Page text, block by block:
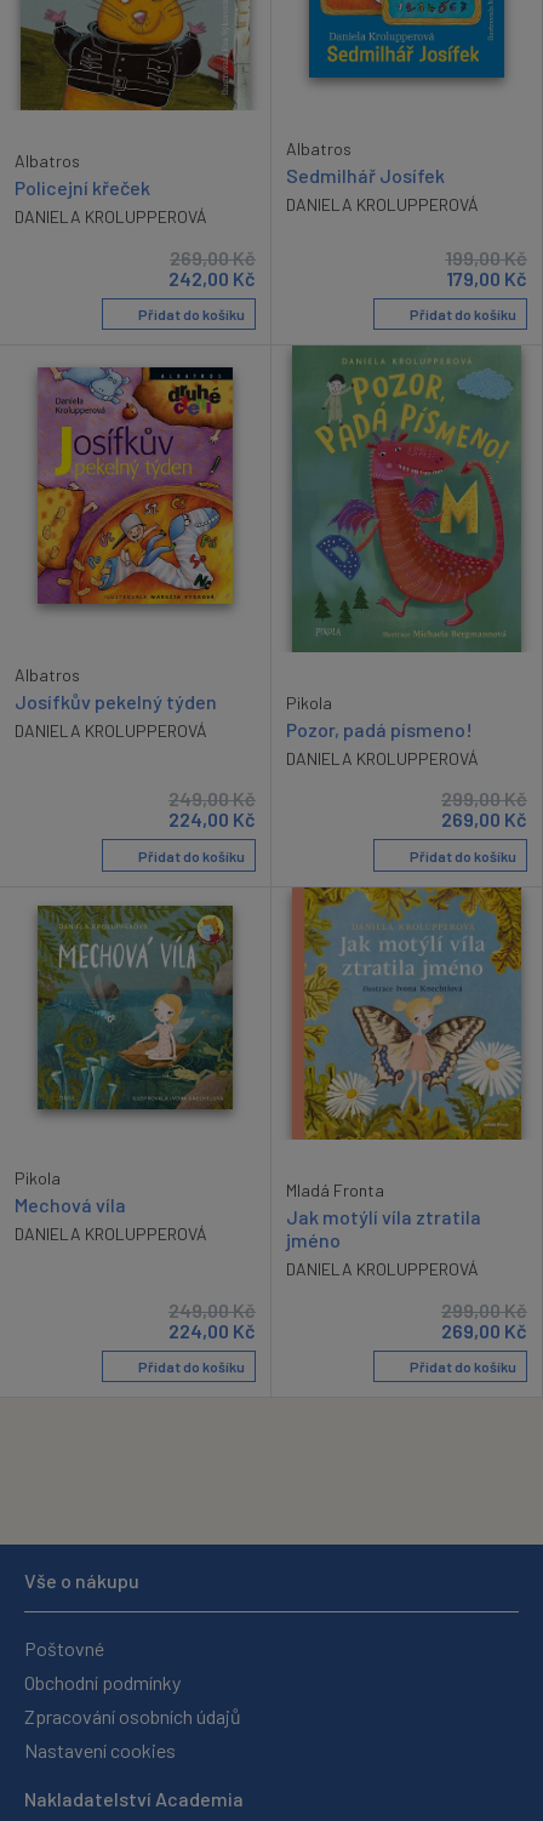
Albatros
Policejní křeček
DANIELA KROLUPPEROVÁ
269,00Kč
242,00 Kč
Přidat do košíku
Albatros
Sedmilhář Josífek
DANIELA KROLUPPEROVÁ
199,00Kč
179,00 Kč
Přidat do košíku
Albatros
Josífkův pekelný týden
DANIELA KROLUPPEROVÁ
249,00Kč
224,00 Kč
Přidat do košíku
Pikola
Pozor, padá písmeno!
DANIELA KROLUPPEROVÁ
299,00Kč
269,00 Kč
Přidat do košíku
Pikola
Mechová víla
DANIELA KROLUPPEROVÁ
249,00Kč
224,00 Kč
Přidat do košíku
Mladá Fronta
Jak motýlí víla ztratila
jméno
DANIELA KROLUPPEROVÁ
299,00Kč
269,00 Kč
Přidat do košíku
Vše o nákupu
Poštovné
Obchodní podmínky
Zpracování osobních údajů
Nastavení cookies
Nakladatelství Academia